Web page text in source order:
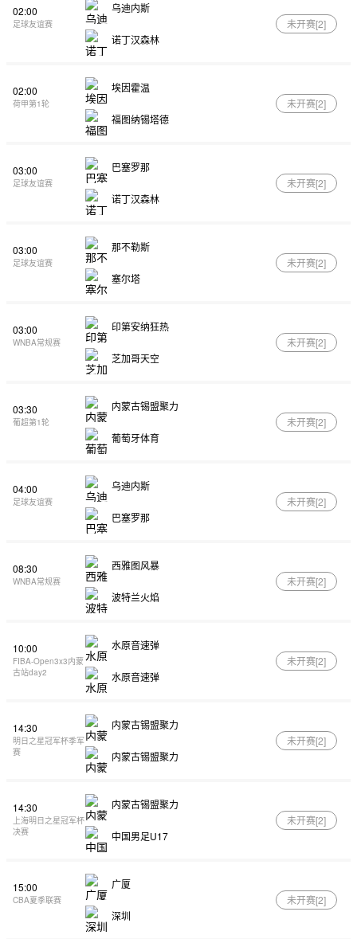
02:00
足球友谊赛
乌迪内斯
诺丁汉森林
未开赛[2]
02:00
荷甲第1轮
埃因霍温
福图纳锡塔德
未开赛[2]
03:00
足球友谊赛
巴塞罗那
诺丁汉森林
未开赛[2]
03:00
足球友谊赛
那不勒斯
塞尔塔
未开赛[2]
03:00
WNBA常规赛
印第安纳狂热
芝加哥天空
未开赛[2]
03:30
葡超第1轮
内蒙古锡盟聚力
葡萄牙体育
未开赛[2]
04:00
足球友谊赛
乌迪内斯
巴塞罗那
未开赛[2]
08:30
WNBA常规赛
西雅图风暴
波特兰火焰
未开赛[2]
10:00
FIBA-Open3x3内蒙
古站day2
水原音速弹
水原音速弹
未开赛[2]
14:30
明日之星冠军杯季军
赛
内蒙古锡盟聚力
内蒙古锡盟聚力
未开赛[2]
14:30
上海明日之星冠军杯
决赛
内蒙古锡盟聚力
中国男足U17
未开赛[2]
15:00
CBA夏季联赛
广厦
深圳
未开赛[2]